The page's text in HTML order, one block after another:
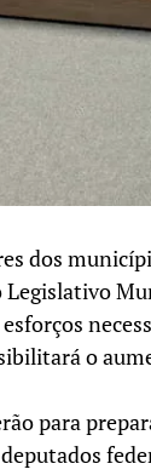
dos
o
para